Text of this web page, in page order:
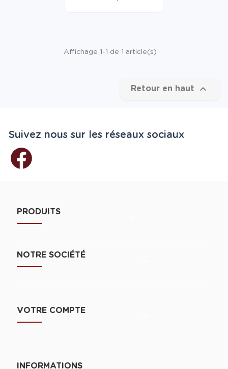
Affichage 1-1 de 1 article(s)
Retour en haut 
Suivez nous sur les réseaux sociaux
PRODUITS
NOTRE SOCIÉTÉ
VOTRE COMPTE
INFORMATIONS